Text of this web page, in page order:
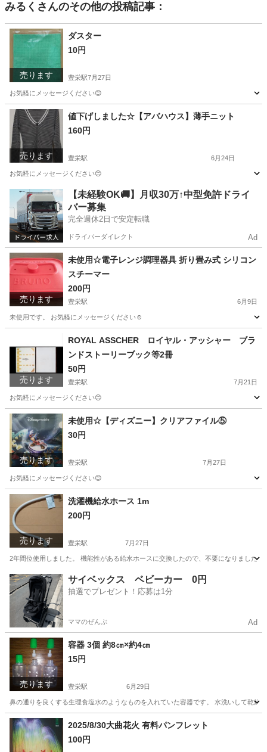
みるく さんのその他の投稿記事：
売ります
ダスター
10円
豊栄駅7月27日
お気軽にメッセージください😊
新潟 新潟市 豊栄駅 掃除用具
売ります
値下げしました☆【アバハウス】薄手ニット
160円
豊栄駅 6月24日
お気軽にメッセージください😊
新潟 新潟市 豊栄駅 セーター
【未経験OK🚚】月収30万↑中型免許ドライ
バー募集
完全週休2日で安定転職
ドライバーダイレクト Ad
売ります
未使用☆電子レンジ調理器具 折り畳み式 シリコン
スチーマー
200円
豊栄駅 6月9日
未使用です。 お気軽にメッセージください☺️
スチーマー
売ります
ROYAL ASSCHER ロイヤル・アッシャー ブラ
ンドストーリーブック等2冊
50円
豊栄駅 7月21日
お気軽にメッセージください😊
新潟 新潟市 豊栄駅 その他
売ります
未使用☆【ディズニー】クリアファイル⑤
30円
豊栄駅 7月27日
お気軽にメッセージください😊
新潟 新潟市 豊栄駅 手帳
売ります
洗濯機給水ホース 1m
200円
豊栄駅 7月27日
2年間位使用しました。 機能性がある給水ホースに交換したので、不要になりました
新潟 新潟市 豊栄駅 生活家電 ホース
サイベックス ベビーカー 0円
抽選でプレゼント！応募は1分
ママのぜんぶ Ad
売ります
容器 3個 約8㎝×約4㎝
15円
豊栄駅 6月29日
鼻の通りを良くする生理食塩水のようなものを入れていた容器です。 水洗いして乾
新潟 新潟市 その他 容器
2025/8/30大曲花火 有料パンフレット
100円